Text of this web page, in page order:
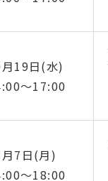
19日(水)
～17:00
7日(月)
～18:00